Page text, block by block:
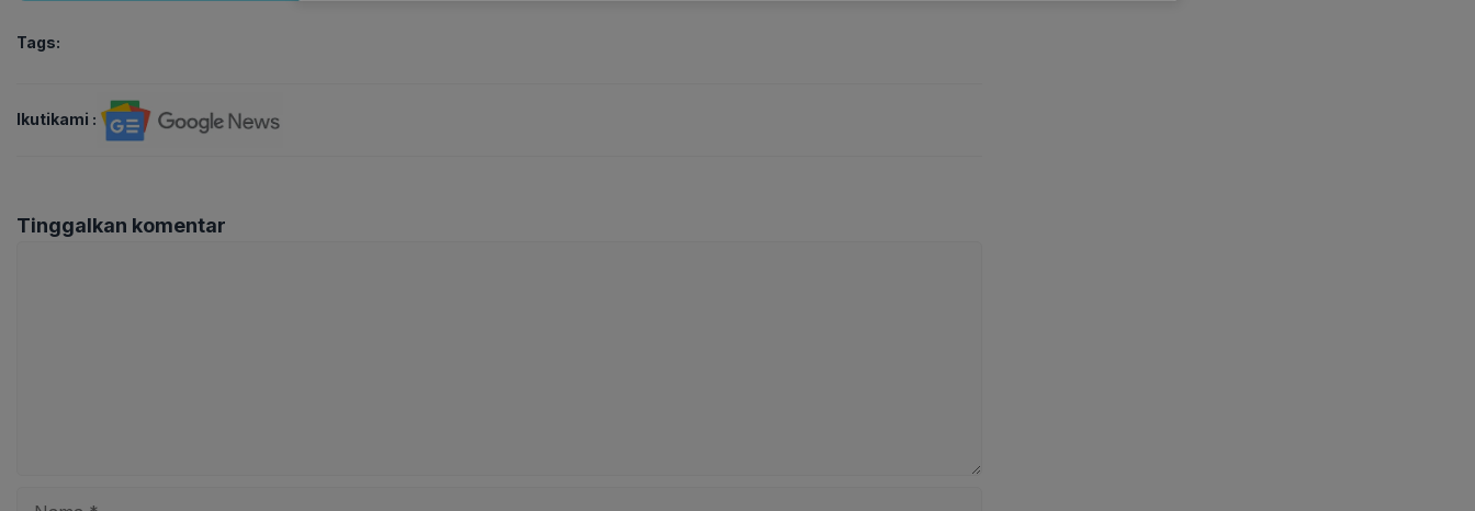
Tags:
Ikutikami :
Tinggalkan komentar